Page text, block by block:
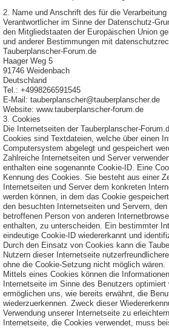
2. Name und Anschrift des für die Verarbeitung
Verantwortlicher im Sinne der Datenschutz-
den Mitgliedstaaten der Europäischen Union
und anderer Bestimmungen mit
Tauberplanscher-Forum.de
Haager Weg 5
91746 Weidenbach
Deutschland
Tel.: +4998266591545
E-Mail: tauberplanscher@tauberplanscher.de
Website: www.tauberplanscher-forum.de
3. Cookies
Die Internetseiten der Tauberplanscher-
Cookies sind Textdateien, welche über einen
Computersystem abgelegt und gespeichert
Zahlreiche Internetseiten und Server
enthalten eine sogenannte Cookie-ID. Eine
Kennung des Cookies. Sie besteht aus einer
Internetseiten und Server dem konkreten
werden können, in dem das Cookie
den besuchten Internetseiten und Servern,
betroffenen Person von anderen
enthalten, zu unterscheiden. Ein bestimmter
eindeutige Cookie-ID wiedererkannt und
Durch den Einsatz von Cookies kann die
Nutzern dieser Internetseite
ohne die Cookie-Setzung nicht möglich wären.
Mittels eines Cookies können die
Internetseite im Sinne des Benutzers optimiert
ermöglichen uns, wie bereits erwähnt, die
wiederzuerkennen. Zweck dieser
Verwendung unserer Internetseite zu
Internetseite, die Cookies verwendet, muss